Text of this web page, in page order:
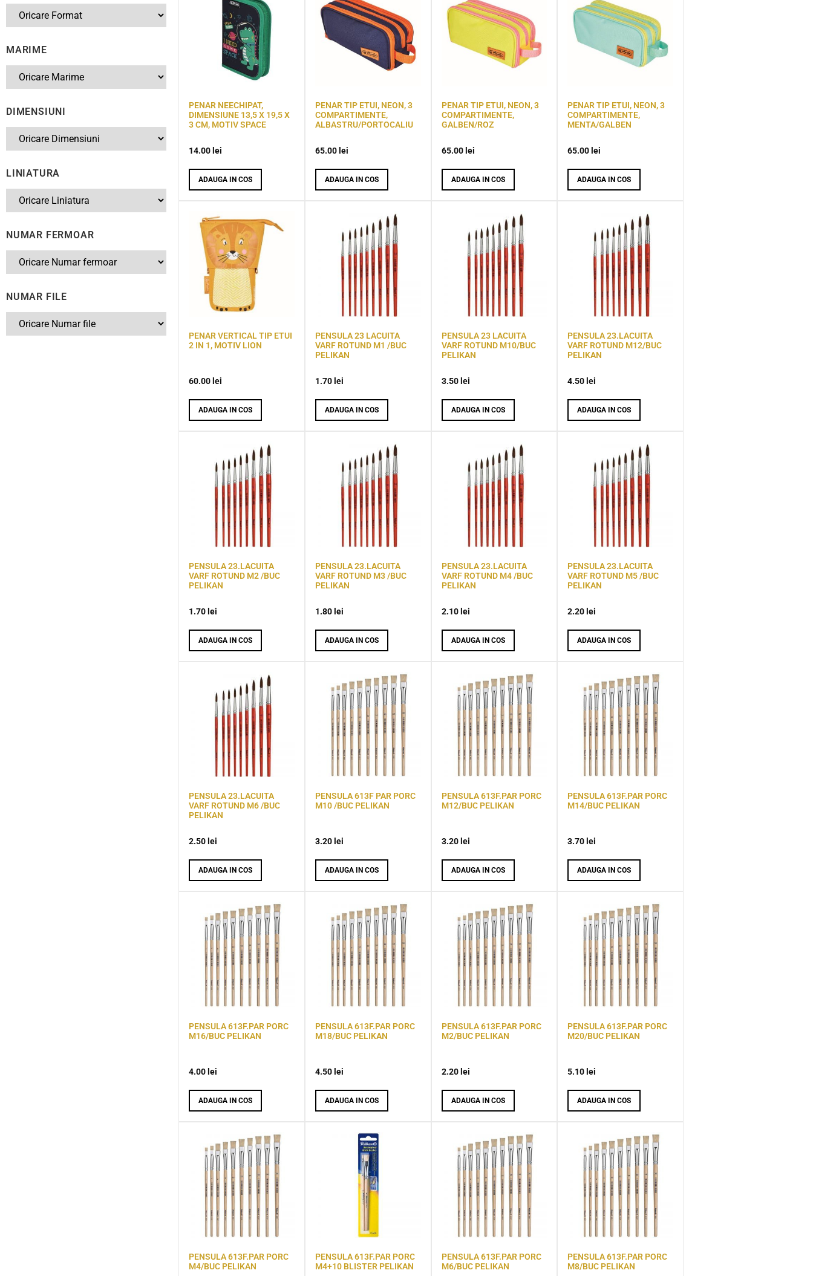
MARIME
DIMENSIUNI
LINIATURA
NUMAR FERMOAR
NUMAR FILE
PENAR NEECHIPAT,
DIMENSIUNE 13,5 X 19,5 X
3 CM, MOTIV SPACE
14.00 lei
ADAUGA IN COS
PENAR TIP ETUI, NEON, 3
COMPARTIMENTE,
ALBASTRU/PORTOCALIU
65.00 lei
ADAUGA IN COS
PENAR TIP ETUI, NEON, 3
COMPARTIMENTE,
GALBEN/ROZ
65.00 lei
ADAUGA IN COS
PENAR TIP ETUI, NEON, 3
COMPARTIMENTE,
MENTA/GALBEN
65.00 lei
ADAUGA IN COS
PENAR VERTICAL TIP ETUI
2 IN 1, MOTIV LION
60.00 lei
ADAUGA IN COS
PENSULA 23 LACUITA
VARF ROTUND M1 /BUC
PELIKAN
1.70 lei
ADAUGA IN COS
PENSULA 23 LACUITA
VARF ROTUND M10/BUC
PELIKAN
3.50 lei
ADAUGA IN COS
PENSULA 23.LACUITA
VARF ROTUND M12/BUC
PELIKAN
4.50 lei
ADAUGA IN COS
PENSULA 23.LACUITA
VARF ROTUND M2 /BUC
PELIKAN
1.70lei
ADAUGA IN COS
PENSULA 23.LACUITA
VARF ROTUND M3 /BUC
PELIKAN
1.80lei
ADAUGA IN COS
PENSULA 23.LACUITA
VARF ROTUND M4 /BUC
PELIKAN
2.10lei
ADAUGA IN COS
PENSULA 23.LACUITA
VARF ROTUND M5 /BUC
PELIKAN
2.20lei
ADAUGA IN COS
PENSULA 23.LACUITA
VARF ROTUND M6 /BUC
PELIKAN
2.50 lei
ADAUGA IN COS
PENSULA 613F PAR PORC
M10 /BUC PELIKAN
3.20 lei
ADAUGA IN COS
PENSULA 613F.PAR PORC
M12/BUC PELIKAN
3.20 lei
ADAUGA IN COS
PENSULA 613F.PAR PORC
M14/BUC PELIKAN
3.70 lei
ADAUGA IN COS
PENSULA 613F.PAR PORC
M16/BUC PELIKAN
4.00 lei
ADAUGA IN COS
PENSULA 613F.PAR PORC
M18/BUC PELIKAN
4.50 lei
ADAUGA IN COS
PENSULA 613F.PAR PORC
M2/BUC PELIKAN
2.20 lei
ADAUGA IN COS
PENSULA 613F.PAR PORC
M20/BUC PELIKAN
5.10 lei
ADAUGA IN COS
PENSULA 613F.PAR PORC
M4/BUC PELIKAN
PENSULA 613F.PAR PORC
M4+10 BLISTER PELIKAN
PENSULA 613F.PAR PORC
M6/BUC PELIKAN
PENSULA 613F.PAR PORC
M8/BUC PELIKAN